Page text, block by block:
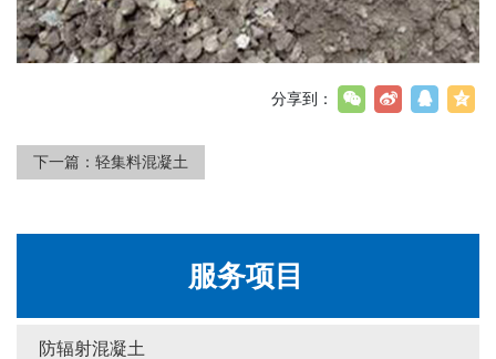
服务项目
防辐射混凝土
分享到：
下一篇： 轻集料混凝土